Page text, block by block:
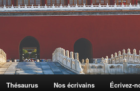
Thésaurus Nos écrivains Écrivez-